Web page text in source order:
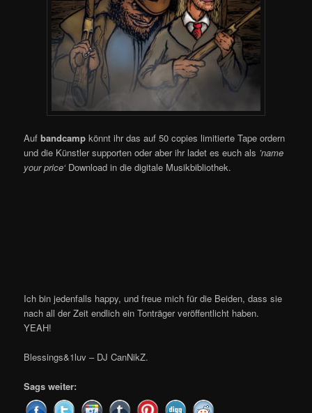
Aufbandcamp könnt ihr das auf 50 copies limitierte Tape ordern
und die Künstler supporten oder aber ihr ladet es euch als ’name
your price‘Download in die digitale Musikbibliothek.
Ich bin jedenfalls happy, und freue mich für die Beiden, dass sie
nach all der Zeit endlich ein Tonträger veröffentlicht haben.
YEAH!
Blessings&1luv – DJ CanNikZ.
Sags weiter: